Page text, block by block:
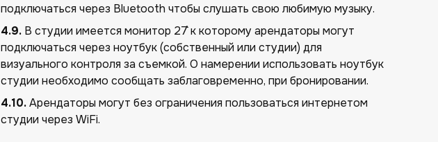
подключаться через Bluetooth чтобы слушать свою любимую музыку.
4.9. В студии имеется монитор 27`` к которому арендаторы могут
подключаться через ноутбук (собственный или студии) для
визуального контроля за съемкой. О намерении использовать ноутбук
студии необходимо сообщать заблаговременно, при бронировании.
4.10.Арендаторы могут без ограничения пользоваться интернетом
студии через WiFi.